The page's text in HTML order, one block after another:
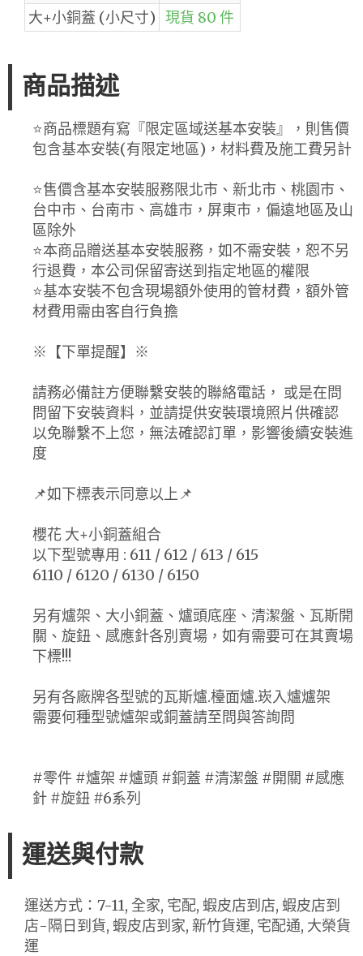
大+小銅蓋 (小尺寸) 現貨 80 件
商品描述
⭐️商品標題有寫『限定區域送基本安裝』，則售價
包含基本安裝(有限定地區)，材料費及施工費另計
⭐️售價含基本安裝服務限北市、新北市、桃園市、
台中市、台南市、高雄市，屏東市，偏遠地區及山
區除外
⭐️本商品贈送基本安裝服務，如不需安裝，恕不另
行退費，本公司保留寄送到指定地區的權限
⭐️基本安裝不包含現場額外使用的管材費，額外管
材費用需由客自行負擔
※【下單提醒】※
請務必備註方便聯繫安裝的聯絡電話， 或是在問
問留下安裝資料，並請提供安裝環境照片供確認
以免聯繫不上您，無法確認訂單，影響後續安裝進
度
📌如下標表示同意以上📌
櫻花 大+小銅蓋組合
以下型號專用 : 611 / 612 / 613 / 615
6110 / 6120 / 6130 / 6150
另有爐架、大小銅蓋、爐頭底座、清潔盤、瓦斯開
關、旋鈕、感應針各別賣場，如有需要可在其賣場
下標!!!
另有各廠牌各型號的瓦斯爐.檯面爐.崁入爐爐架
需要何種型號爐架或銅蓋請至問與答詢問
#零件 #爐架 #爐頭 #銅蓋 #清潔盤 #開關 #感應
針 #旋鈕 #6系列
運送與付款
運送方式：7-11, 全家, 宅配, 蝦皮店到店, 蝦皮店到
店-隔日到貨, 蝦皮店到家, 新竹貨運, 宅配通, 大榮貨
運